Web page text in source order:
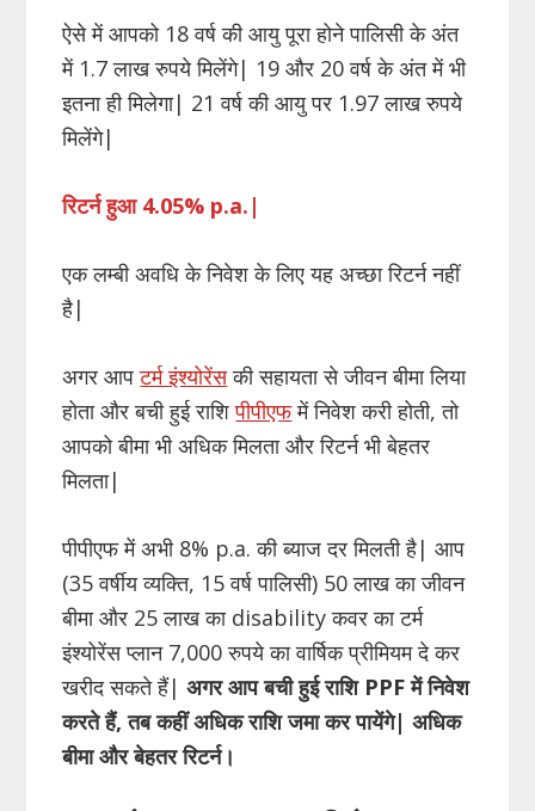
ऐसे में आपको 18 वर्ष की आयु पूरा होने पालिसी के अंत
में 1.7 लाख रुपये मिलेंगे| 19 और 20 वर्ष के अंत में भी
इतना ही मिलेगा| 21 वर्ष की आयु पर 1.97 लाख रुपये
मिलेंगे|
रिटर्न हुआ 4.05% p.a.|
एक लम्बी अवधि के निवेश के लिए यह अच्छा रिटर्न नहीं
है|
अगर आपटर्म इंश्योरेंसकी सहायता से जीवन बीमा लिया
होता और बची हुई राशिपीपीएफमें निवेश करी होती, तो
आपको बीमा भी अधिक मिलता और रिटर्न भी बेहतर
मिलता|
पीपीएफ में अभी 8% p.a. की ब्याज दर मिलती है| आप
(35 वर्षीय व्यक्ति, 15 वर्ष पालिसी) 50 लाख का जीवन
बीमा और 25 लाख का disability कवर का टर्म
इंश्योरेंस प्लान 7,000 रुपये का वार्षिक प्रीमियम दे कर
खरीद सकते हैं|अगर आप बची हुई राशि PPF में निवेश
करते हैं, तब कहीं अधिक राशि जमा कर पायेंगे| अधिक
बीमा और बेहतर रिटर्न।